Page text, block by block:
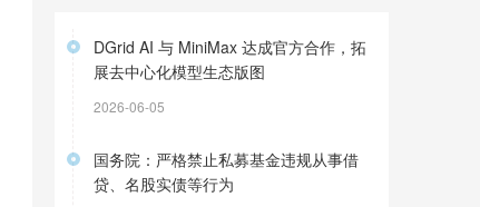
DGrid AI 与 MiniMax 达成官方合作，拓
展去中心化模型生态版图
2026-06-05
国务院：严格禁止私募基金违规从事借
贷、名股实债等行为